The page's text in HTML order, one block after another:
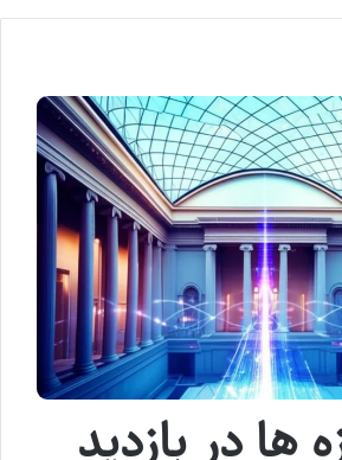
ها در بازدید